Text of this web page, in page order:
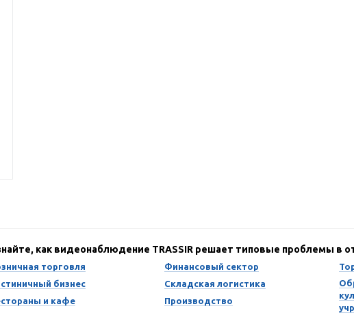
как видеонаблюдение TRASSIR решает типовые проблемы в
торговля
бизнес
и кафе
Финансовый сектор
Складская логистика
Производство